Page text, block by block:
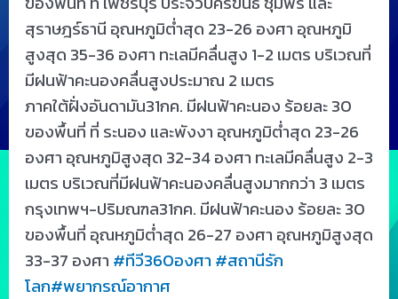
สุราษฎร์ธานี อุณหภูมิต่ำสุด 23-26 องศา​ อุณหภูมิ
สูงสุด 35-36 องศา ทะเลมีคลื่นสูง 1-2 เมตร บริเวณที่
มีฝนฟ้าคะนองคลื่นสูงประมาณ 2 เมตร
ภาคใต้ฝั่งอันดามัน31กค. มีฝนฟ้าคะนอง ร้อยละ 30
ของพื้นที่ ที่ ระนอง และพังงา อุณหภูมิต่ำสุด 23-26
องศา อุณหภูมิสูงสุด 32-34 องศา ทะเลมีคลื่นสูง 2-3
เมตร บริเวณที่มีฝนฟ้าคะนองคลื่นสูงมากกว่า 3 เมตร
กรุงเทพฯ-ปริมณฑล31กค. มีฝนฟ้าคะนอง ร้อยละ 30
ของพื้นที่ อุณหภูมิต่ำสุด 26-27 องศา อุณหภูมิสูงสุด
33-37 องศา #ทีวี360องศา #สถานีรัก
โลก#พยากรณ์อากาศ